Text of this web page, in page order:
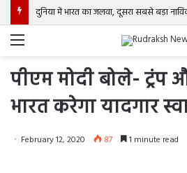
दुनिया में भारत का जलवा, दूसरा सबसे बड़ा
Menu
पीएम मोदी बोले- ट्रंप
भारत करेगा यादगार
February 12, 2020 87 1 minute read